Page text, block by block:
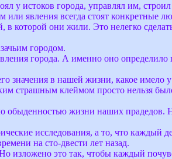
у истоков города, управлял им,
явления всегда стоят конкретные
которой они жили. Это нелегко
городом.
города. А именно оно определило
значения в нашей жизни, какое имело
страшным клеймом просто нельзя
обыденностью жизни наших прадедов.
исследования, а то, что каждый
на сто-двести лет назад.
изложено это так, чтобы каждый